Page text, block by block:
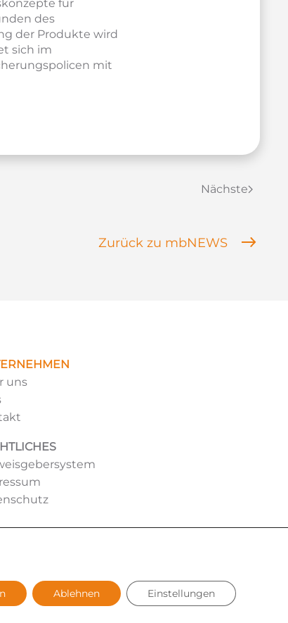
für
des
der Produkte wird
sich im
mit
Nächste
Zurück zu mbNEWS
uns
w/d) verzichtet. Sämtliche Personenbezeichnungen
Ablehnen Einstellungen